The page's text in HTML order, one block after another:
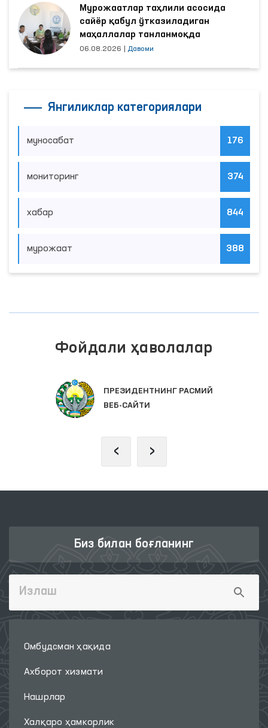
Мурожаатлар таҳлили асосида
сайёр қабул ўтказиладиган
маҳаллалар танланмоқда
06.08.2026 Давоми
Янгиликлар категориялари
муносабат 176
мониторинг 374
хабар 844
мурожаат 388
Фойдали ҳаволалар
ПРЕЗИДЕНТНИНГ РАСМИЙ
ВЕБ-САЙТИ
‹ ›
Биз билан боғланинг
Омбудсман ҳақида
Ахборот хизмати
Нашрлар
Халқаро ҳамкорлик